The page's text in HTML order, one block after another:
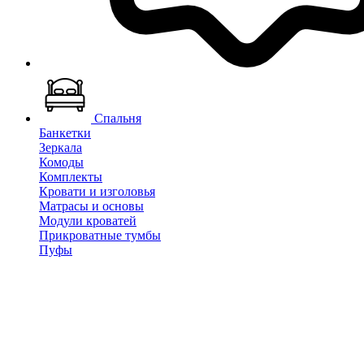
Спальня
Банкетки
Зеркала
Комоды
Комплекты
Кровати и изголовья
Матрасы и основы
Модули кроватей
Прикроватные тумбы
Пуфы